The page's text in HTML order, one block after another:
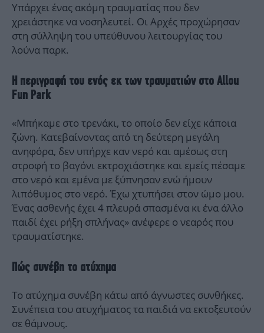
Υπάρχει ένας ακόμη τραυματίας που δεν
χρειάστηκε να νοσηλευτεί. Οι Αρχές προχώρησαν
στη σύλληψη του υπεύθυνου λειτουργίας του
λούνα παρκ.
Η περιγραφή του ενός εκ των τραυματιών στο Allou
Fun Park
«Μπήκαμε στο τρενάκι, το οποίο δεν είχε κάποια
ζώνη. Κατεβαίνοντας από τη δεύτερη μεγάλη
ανηφόρα, δεν υπήρχε καν νερό και αμέσως στη
στροφή το βαγόνι εκτροχιάστηκε και εμείς πέσαμε
στο νερό και εμένα με ξύπνησαν ενώ ήμουν
λιπόθυμος στο νερό. Έχω χτυπήσει στον ώμο μου.
Ένας ασθενής έχει 4 πλευρά σπασμένα κι ένα άλλο
παιδί έχει ρήξη σπλήνας» ανέφερε ο νεαρός που
τραυματίστηκε.
Πώς συνέβη το ατύχημα
Το ατύχημα συνέβη κάτω από άγνωστες συνθήκες.
Συνέπεια του ατυχήματος τα παιδιά να εκτοξευτούν
σε θάμνους.